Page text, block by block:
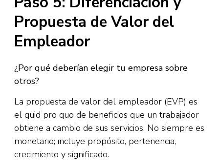
Propuesta de Valor del
Empleador
¿Por qué deberían elegir tu empresa sobre
otros?
La propuesta de valor del empleador (EVP) es
el quid pro quo de beneficios que un trabajador
obtiene a cambio de sus servicios. No siempre es
monetario; incluye propósito, pertenencia,
crecimiento y significado.​